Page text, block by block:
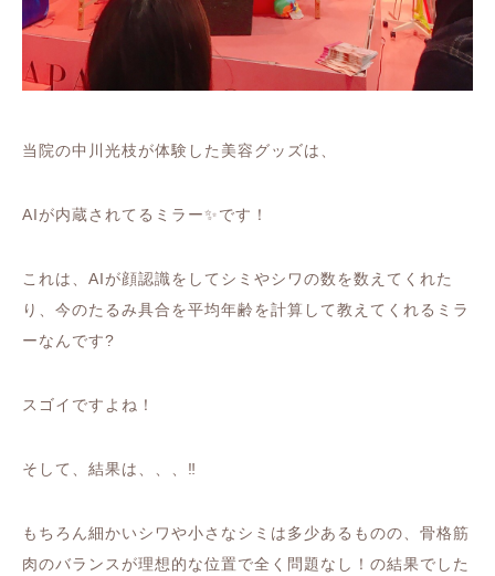
当院の中川光枝が体験した美容グッズは、
AIが内蔵されてるミラー✨です！
これは、 AIが顔認識をしてシミやシワの数を数えてくれた
り、今のたるみ具合を平均年齢を計算して教えてくれるミラ
ーなんです?
スゴイですよね！
そして、結果は、、、 ‼️
もちろん細かいシワや小さなシミは多少あるものの、骨格筋
肉のバランスが理想的な位置で全く問題なし！の結果でした